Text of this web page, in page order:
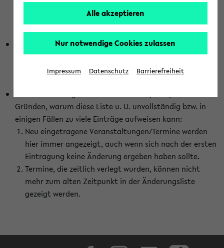
wurden. Die Anzeige ist semesterübergreifend und nicht
abhängig vom im eKVV gewählten Semester.
Die hier gezeigte Liste von Raumänderungen kann nur
vollständig sein, wenn den Fakultäten von den Lehrenden
die Änderungen zeitnah mitgeteilt und diese Änderungen
Gründen, warum diese Liste u. U. unvollständig bzw. in
einigen Fällen zu viele Einträge aufweisen kann:
Neu eingetragene Veranstaltungen/Termine werden
hier immer angezeigt, auch wenn sich nach der ersten
Eintragung keine Änderung ergeben haben sollte.
Termine, die zeitlich verlegt wurden, können nicht
mehr zum alten Zeitpunkt in der Änderungsliste
gezeigt werden.
Alle akzeptieren
Nur notwendige Cookies zulassen
Impressum Datenschutz Barrierefreiheit